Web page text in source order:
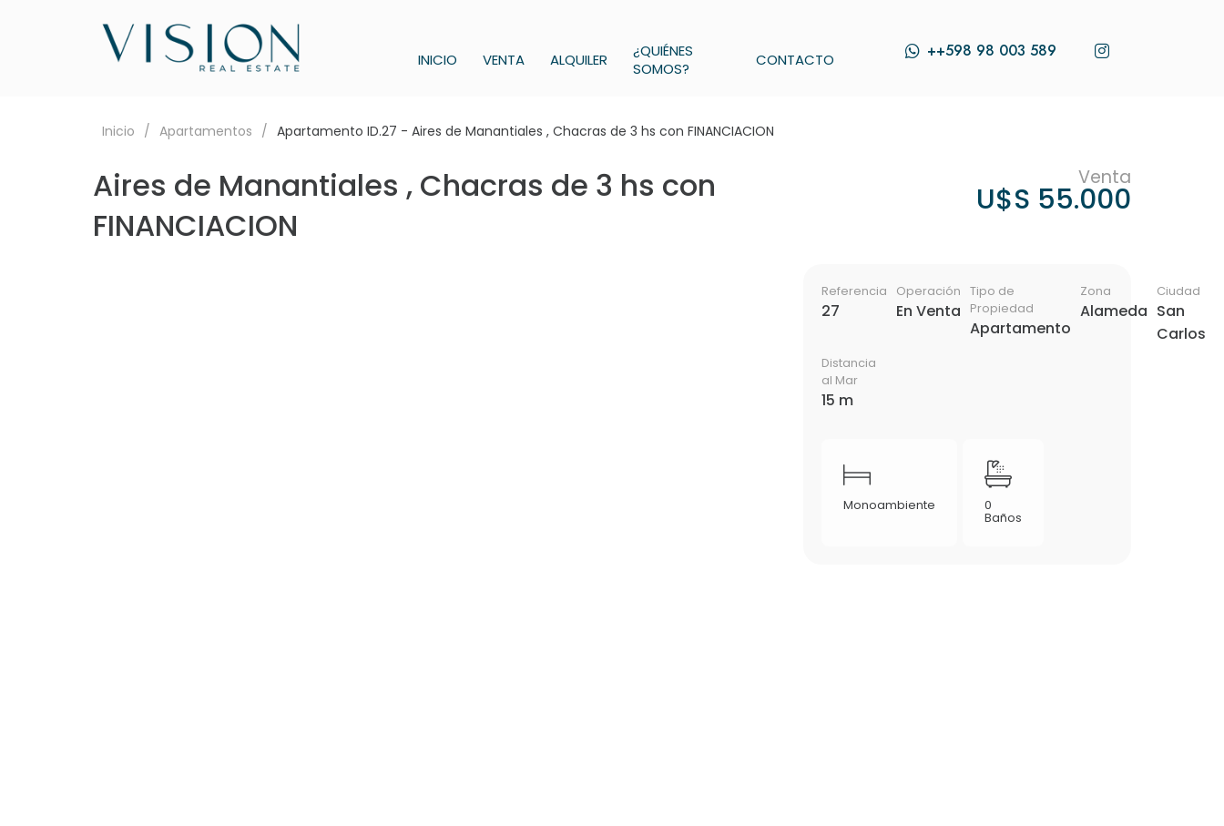
INICIO VENTA ALQUILER
¿QUIÉNES
SOMOS?
CONTACTO ++598 98 003 589
Inicio Apartamentos Apartamento ID.27 - Aires de Manantiales , Chacras de 3 hs con FINANCIACION
Aires de Manantiales , Chacras de 3 hs con
FINANCIACION
Venta
U$S 55.000
Referencia
27
Operación
En Venta
Tipo de
Propiedad
Apartamento
Zona
Alameda
Ciudad
San
Carlos
Distancia
al Mar
15 m
Monoambiente 0
Baños